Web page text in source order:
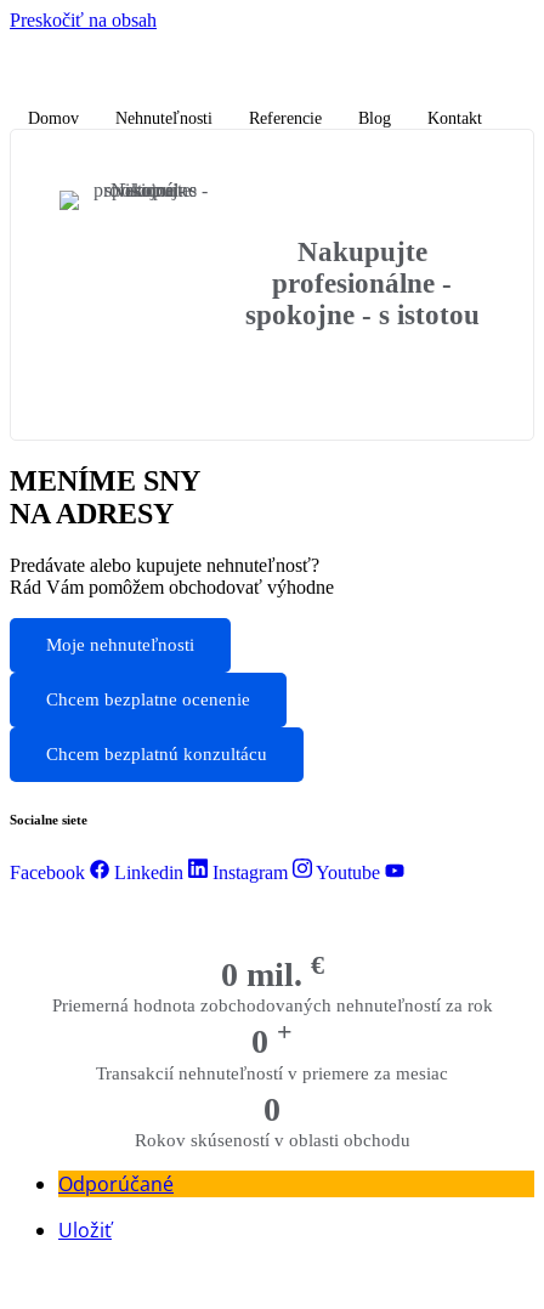
Preskočiť na obsah
Domov Nehnuteľnosti Referencie Blog Kontakt
Nakupujte
profesionálne -
spokojne - s istotou​
MENÍME SNY
NA ADRESY
Predávate alebo kupujete nehnuteľnosť?
Rád Vám pomôžem obchodovať výhodne
Moje nehnuteľnosti
Chcem bezplatne ocenenie
Chcem bezplatnú konzultácu
Socialne siete
Facebook Linkedin Instagram Youtube
0 mil. €
Priemerná hodnota zobchodovaných nehnuteľností za rok
0 +
Transakcií nehnuteľností v priemere za mesiac
0
Rokov skúseností v oblasti obchodu
Odporúčané
Uložiť